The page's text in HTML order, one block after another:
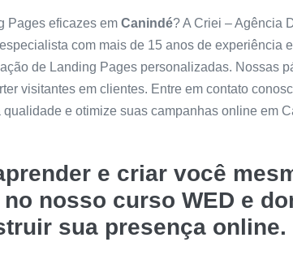
Pages eficazes em Canindé? A Criei – Agência
com mais de 15 anos de experiência
de Landing Pages personalizadas. Nossas
visitantes em clientes. Entre em contato
qualidade e otimize suas campanhas online em
e criar você
nosso curso WED e
sua presença online.